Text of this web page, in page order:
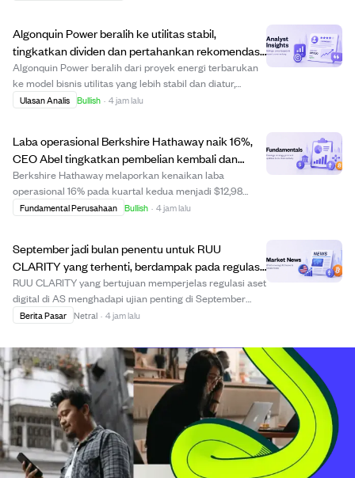
perusahaan...
Algonquin Power beralih ke utilitas stabil,
tingkatkan dividen dan pertahankan rekomendasi
beli dengan target harga $6,50.
Algonquin Power beralih dari proyek energi terbarukan
ke model bisnis utilitas yang lebih stabil dan diatur,
mengurangi risiko dan membuat arus kas lebih dapat
Ulasan Analis Bullish · 4 jam lalu
Laba operasional Berkshire Hathaway naik 16%,
CEO Abel tingkatkan pembelian kembali dan
saham.
Berkshire Hathaway melaporkan kenaikan laba
operasional 16% pada kuartal kedua menjadi $12,98
miliar, didorong oleh kinerja kuat di sektor energi, kereta
Fundamental Perusahaan Bullish · 4 jam lalu
September jadi bulan penentu untuk RUU
CLARITY yang terhenti, berdampak pada regulasi
kripto dan masa depan XRP.
RUU CLARITY yang bertujuan memperjelas regulasi aset
digital di AS menghadapi ujian penting di September
setelah Senat gagal mencapai kesepakatan sebelum
dukungan untuk mengesahkan RUU sendirian; Demokrat
...
Berita Pasar Netral · 4 jam lalu